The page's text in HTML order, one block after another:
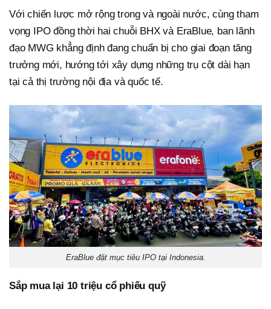
Với chiến lược mở rộng trong và ngoài nước, cùng tham
vọng IPO đồng thời hai chuỗi BHX và EraBlue, ban lãnh
đạo MWG khẳng định đang chuẩn bị cho giai đoạn tăng
trưởng mới, hướng tới xây dựng những trụ cột dài hạn
tại cả thị trường nội địa và quốc tế.
EraBlue đặt mục tiêu IPO tại Indonesia.
Sắp mua lại 10 triệu cổ phiếu quỹ